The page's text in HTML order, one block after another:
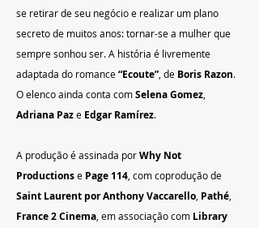
se retirar de seu negócio e realizar um plano
secreto de muitos anos: tornar-se a mulher que
sempre sonhou ser. A história é livremente
adaptada do romance “Ecoute” , de Boris Razon.
O elenco ainda conta com Selena Gomez
Adriana Paz e Edgar Ramírez.
A produção é assinada por Why Not
Productions e Page 114 , com coprodução de
Saint Laurent por Anthony Vaccarello Pathé
France 2 Cinema , em associação com Library